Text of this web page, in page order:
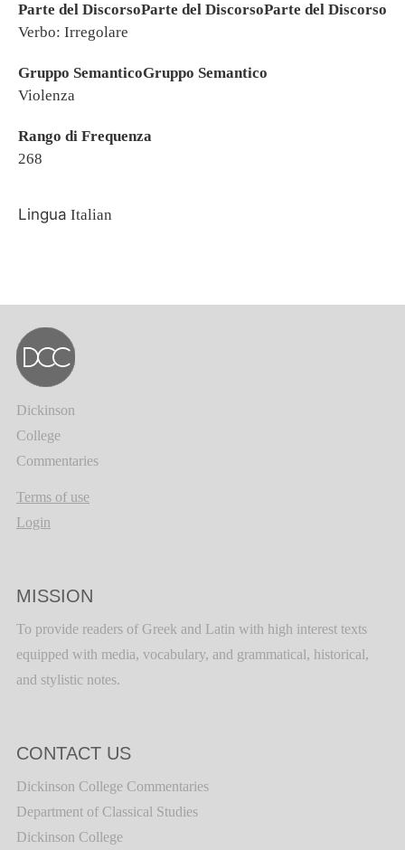
Parte del DiscorsoParte del DiscorsoParte del Discorso
Verbo: Irregolare
Gruppo SemanticoGruppo Semantico
Violenza
Rango di Frequenza
268
Lingua Italian
Dickinson
College
Commentaries
Terms of use
Login
MISSION
To provide readers of Greek and Latin with high interest texts
equipped with media, vocabulary, and grammatical, historical,
and stylistic notes.
CONTACT US
Dickinson College Commentaries
Department of Classical Studies
Dickinson College